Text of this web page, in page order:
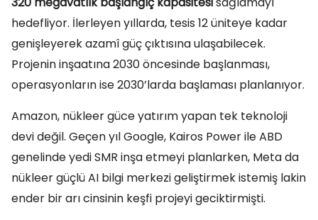
hedefliyor. İlerleyen yıllarda, tesis 12 üniteye kadar
genişleyerek azamî güç çıktısına ulaşabilecek.
Projenin inşaatına 2030 öncesinde başlanması,
operasyonların ise 2030’larda başlaması planlanıyor.
Amazon, nükleer güce yatırım yapan tek teknoloji
devi değil. Geçen yıl Google, Kairos Power ile ABD
genelinde yedi SMR inşa etmeyi planlarken, Meta da
nükleer güçlü AI bilgi merkezi geliştirmek istemiş lakin
ender bir arı cinsinin keşfi projeyi geciktirmişti.